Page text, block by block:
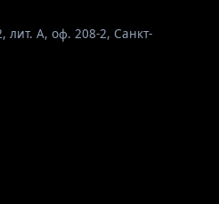
лит. А, оф. 208-2, Санкт-